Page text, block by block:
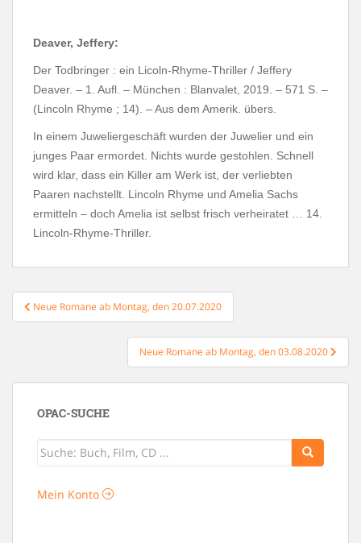
Deaver, Jeffery:
Der Todbringer : ein Licoln-Rhyme-Thriller / Jeffery
Deaver. – 1. Aufl. – München : Blanvalet, 2019. – 571 S. –
(Lincoln Rhyme ; 14). – Aus dem Amerik. übers.
In einem Juweliergeschäft wurden der Juwelier und ein
junges Paar ermordet. Nichts wurde gestohlen. Schnell
wird klar, dass ein Killer am Werk ist, der verliebten
Paaren nachstellt. Lincoln Rhyme und Amelia Sachs
ermitteln – doch Amelia ist selbst frisch verheiratet … 14.
Lincoln-Rhyme-Thriller.
Beitragsnavigation
Neue Romane ab Montag, den 20.07.2020
Neue Romane ab Montag, den 03.08.2020
OPAC-SUCHE
Mein Konto